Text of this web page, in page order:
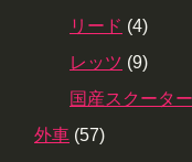
リード (4)
レッツ (9)
国産スクータ
外車 (57)